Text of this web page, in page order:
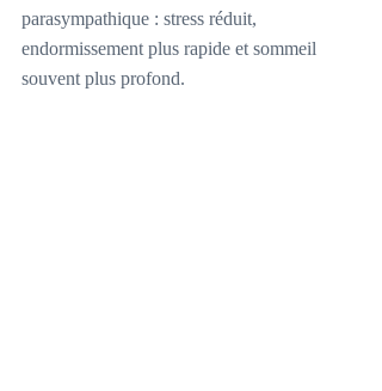
parasympathique : stress réduit,
endormissement plus rapide et sommeil
souvent plus profond.